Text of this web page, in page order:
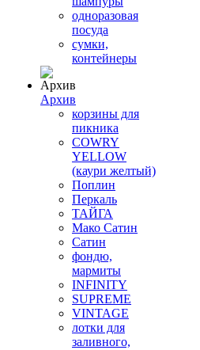
одноразовая
посуда
сумки,
контейнеры
Архив
корзины для
пикника
COWRY
YELLOW
(каури желтый)
Поплин
Перкаль
ТАЙГА
Мако Сатин
Сатин
фондю,
мармиты
INFINITY
SUPREME
VINTAGE
лотки для
заливного,